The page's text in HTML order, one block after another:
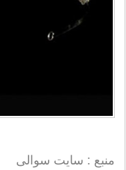
منبع : سایت سوالی